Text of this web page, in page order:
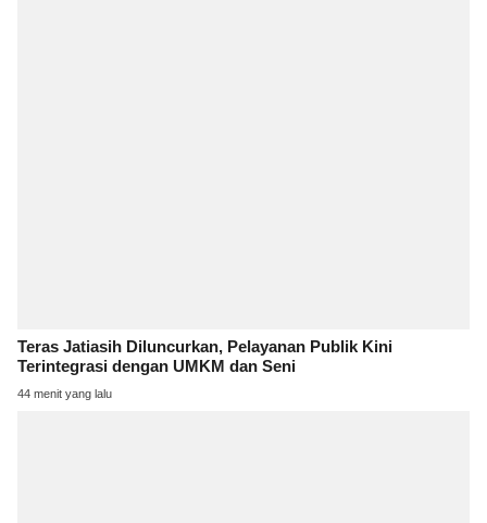
Teras Jatiasih Diluncurkan, Pelayanan Publik Kini
Terintegrasi dengan UMKM dan Seni
44 menit yang lalu